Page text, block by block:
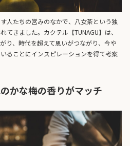
人たちの営みのなかで、八女茶という独
てきました。カクテル【TUNAGU】は、
り、時代を超えて思いがつながり、今や
ることにインスピレーションを得て考案
かな梅の香りがマッチ